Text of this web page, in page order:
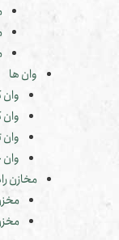
مخزن
مخزن
مخزن
وان ها
وان گرد
وان گود
وان تشتی
وان حمام
مخازن رادمان
مخزن افقی
مخزن